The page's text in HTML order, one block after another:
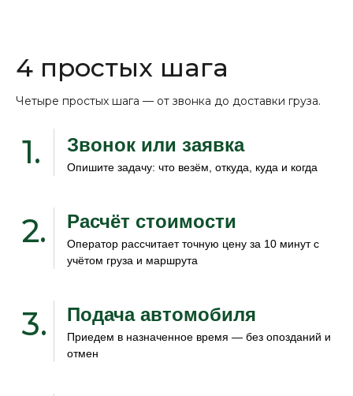
4 простых шага
Четыре простых шага — от звонка до доставки груза.
1. Звонок или заявка
Опишите задачу: что везём, откуда, куда и когда
2. Расчёт стоимости
Оператор рассчитает точную цену за 10 минут с
учётом груза и маршрута
3. Подача автомобиля
Приедем в назначенное время — без опозданий и
отмен